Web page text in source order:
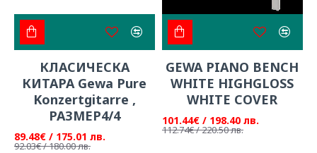
КЛАСИЧЕСКА
КИТАРА Gewa Pure
Konzertgitarre ,
РАЗМЕР4/4
89.48€ / 175.01 лв.
92.03€ / 180.00 лв.
GEWA PIANO BENCH
WHITE HIGHGLOSS
WHITE COVER
101.44€ / 198.40 лв.
112.74€ / 220.50 лв.